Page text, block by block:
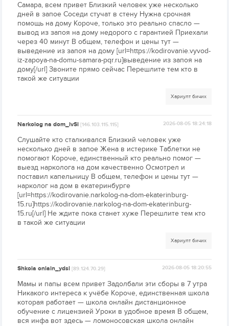
Самара, всем привет Близкий человек уже несколько
дней в запое Соседи стучат в стену Нужна срочная
помощь на дому Короче, только это реально спасло —
вывод из запоя на дому недорого с гарантией Приехали
через 40 минут В общем, телефон и цены тут —
выведение из запоя на дому [url=https://kodirovanie.vyvod-
iz-zapoya-na-domu-samara-pqr.ru]выведение из запоя на
дому[/url] Звоните прямо сейчас Перешлите тем кто в
такой же ситуации
Хариулт бичих
Narkolog na dom_ivSi[146.103.115.115] 2026-08-05 18:24:18
Слушайте кто сталкивался Близкий человек уже
несколько дней в запое Жена в истерике Таблетки не
помогают Короче, единственный кто реально помог —
выезд нарколога на дом качественно Осмотрел и
поставил капельницу В общем, телефон и цены тут —
нарколог на дом в екатеринбурге
[url=https://kodirovanie.narkolog-na-dom-ekaterinburg-
15.ru]https://kodirovanie.narkolog-na-dom-ekaterinburg-
15.ru[/url] Не ждите пока станет хуже Перешлите тем кто
в такой же ситуации
Хариулт бичих
Shkola onlain_ydsl[89.124.70.29] 2026-08-05 18:20:55
Мамы и папы всем привет Задолбали эти сборы в 7 утра
Никакого интереса к учёбе Короче, единственная школа
которая работает — школа онлайн дистанционное
обучение с лицензией Уроки в удобное время В общем,
вся инфа вот здесь — ломоносовская школа онлайн